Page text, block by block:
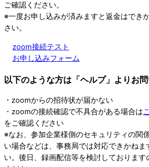
ご確認ください。
※一度お申し込みが済みますと返金はでき
さい。
zoom接続テスト
お申し込みフォーム
以下のような方は「ヘルプ」よりお
・zoomからの招待状が届かない
・zoomの接続確認で不具合がある場合は
をご確認ください
※なお、参加企業様側のセキュリティの関
い場合などは、事務局では対応できかねま
い。後日、録画配信等を検討しておりま